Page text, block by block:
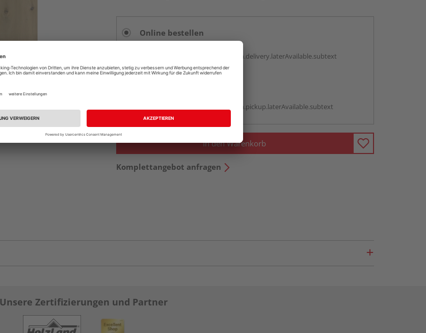
Online bestellen
vue.ads.priceMerchantBox.option.delivery.laterAvailable.subtext
vue.ads.priceMerchantBox.option.pickup.laterAvailable.subtext
In den Warenkorb
Komplettangebot anfragen
Unsere Zertifizierungen und Partner